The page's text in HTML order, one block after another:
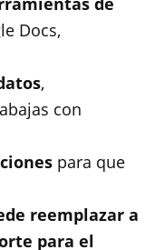
Docs,
,
con
para que
reemplazar a
para el